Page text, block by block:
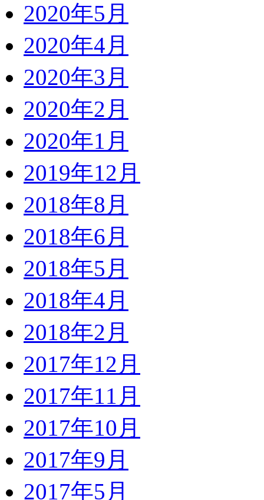
2020年5月
2020年4月
2020年3月
2020年2月
2020年1月
2019年12月
2018年8月
2018年6月
2018年5月
2018年4月
2018年2月
2017年12月
2017年11月
2017年10月
2017年9月
2017年5月